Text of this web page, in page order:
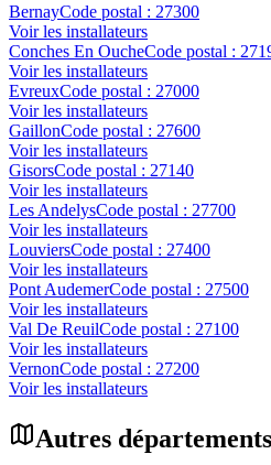
BernayCode postal : 27300
Voir les installateurs
Conches En OucheCode postal :
Voir les installateurs
EvreuxCode postal : 27000
Voir les installateurs
GaillonCode postal : 27600
Voir les installateurs
GisorsCode postal : 27140
Voir les installateurs
Les AndelysCode postal : 27700
Voir les installateurs
LouviersCode postal : 27400
Voir les installateurs
Pont AudemerCode postal : 27500
Voir les installateurs
Val De ReuilCode postal : 27100
Voir les installateurs
VernonCode postal : 27200
Voir les installateurs
Autres